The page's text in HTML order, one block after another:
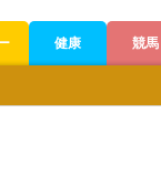
健康 競馬